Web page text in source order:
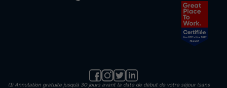
(1) Annulation gratuite jusqu’à 30 jours avant la date de début de votre séjour (sans